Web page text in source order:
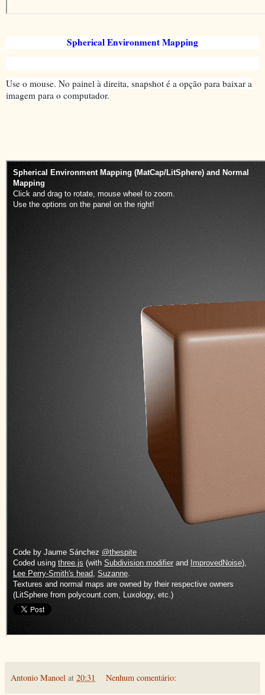
Spherical Environment Mapping
Use o mouse. No painel à direita, snapshot é a opção para baixar a
imagem para o computador.
Antonio Manoel at 20:31 Nenhum comentário: